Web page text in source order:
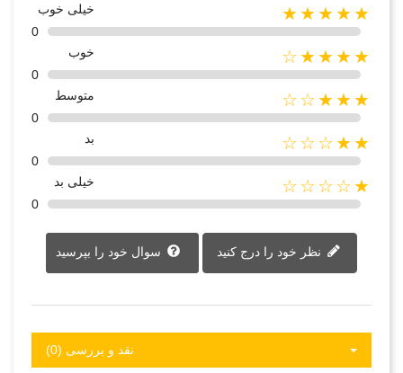
★★★★★
خیلی خوب
0
★★★★☆
خوب
0
★★★☆☆
متوسط
0
★★☆☆☆
بد
0
★☆☆☆☆
خیلی بد
0
سوال خود را بپرسید
نقد و بررسی‌‌ (0)